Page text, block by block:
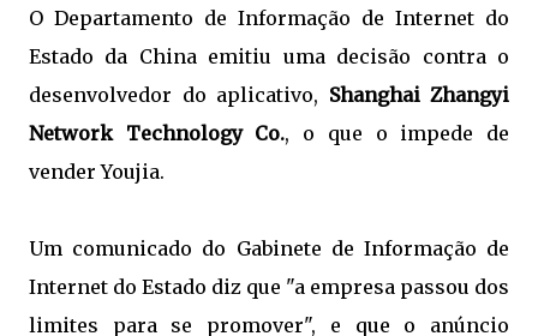
O Departamento de Informação de Internet do
Estado da China emitiu uma decisão contra o
desenvolvedor do aplicativo, Shanghai Zhangyi
Network Technology Co., o que o impede de
vender Youjia.
Um comunicado do Gabinete de Informação de
Internet do Estado diz que "a empresa passou dos
limites para se promover", e que o anúncio